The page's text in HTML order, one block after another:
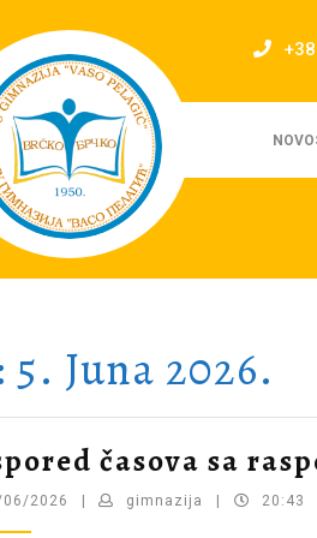
5. Juna 2026.
časova sa
2026 05/06/2026gimnazija gimnazija20:43